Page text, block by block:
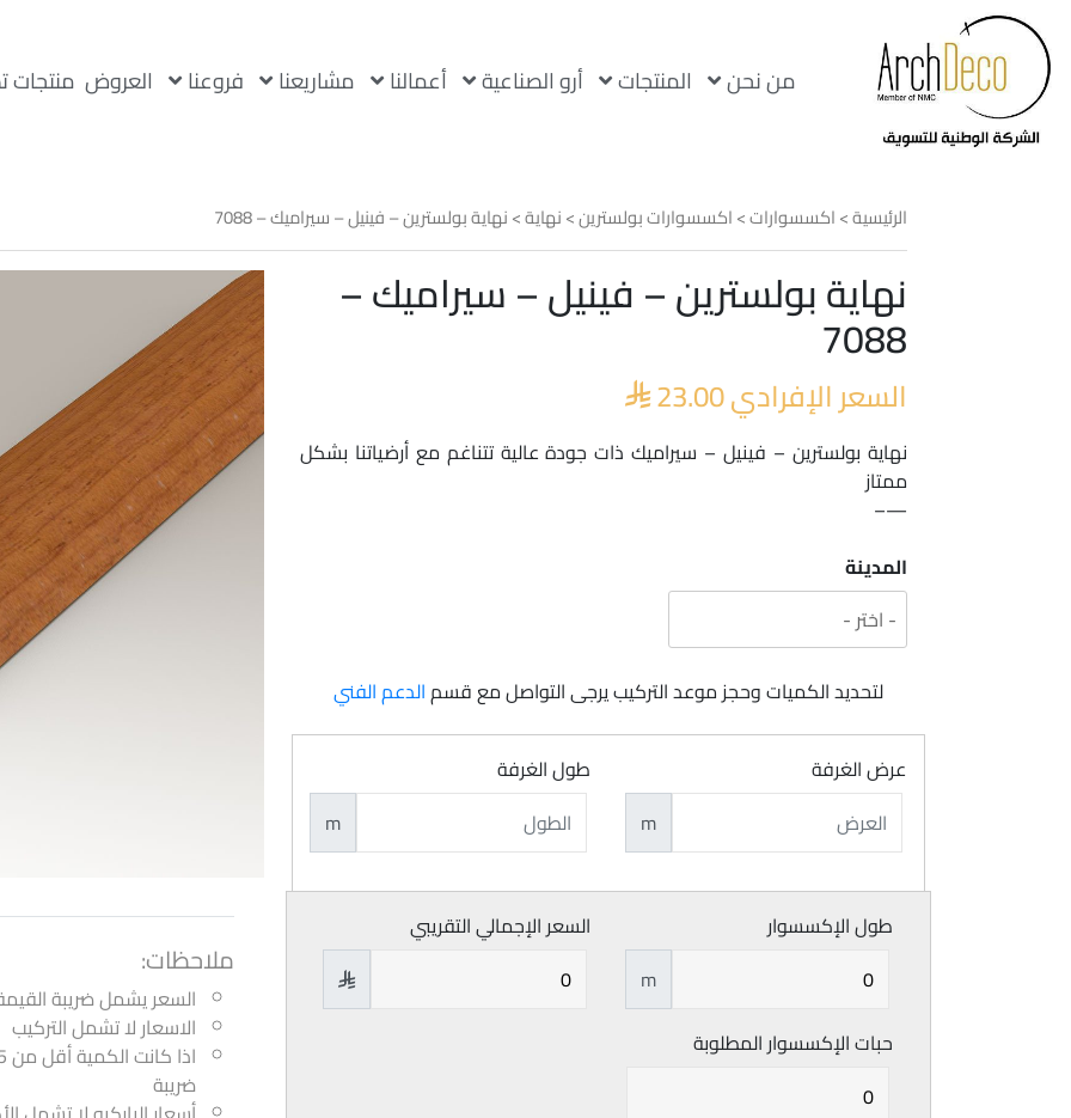
من نحن المنتجات أرو الصناعية أعمالنا مشاريعنا فروعنا العروض منتجات
الرئيسية>اكسسوارات>اكسسوارات بولسترين>نهاية> نهاية بولسترين – فينيل – سيراميك – 7088
نهاية بولسترين – فينيل – سيراميك –
7088
السعر الإفرادي 23.00
نهاية بولسترين – فينيل – سيراميك ذات جودة عالية تتناغم مع أرضياتنا بشكل
ممتاز
—–
المدينة
لتحديد الكميات وحجز موعد التركيب يرجى التواصل مع قسمالدعم الفني
عرض الغرفة
m
طول الغرفة
m
طول الإكسسوار
m
السعر الإجمالي التقريبي

حبات الإكسسوار المطلوبة
ملاحظات:
السعر يشمل ضريبة
الاسعار لا تشمل التركيب
ضريبة